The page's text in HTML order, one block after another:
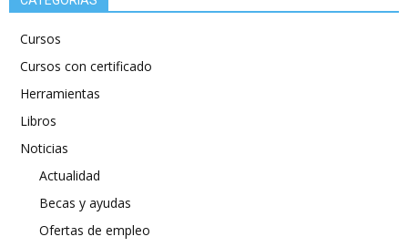
Cursos
Cursos con certificado
Herramientas
Libros
Noticias
Actualidad
Becas y ayudas
Ofertas de empleo